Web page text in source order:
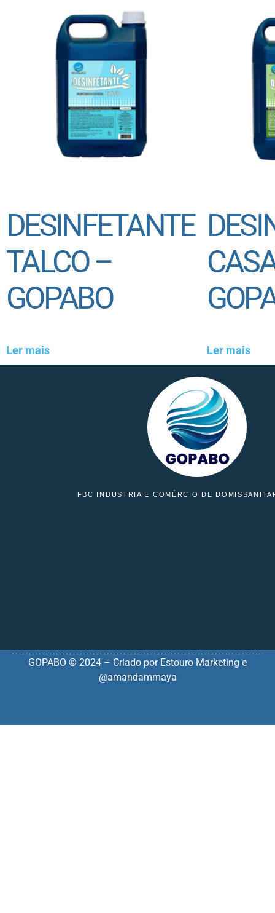
DESINFETANTE
TALCO –
GOPABO
Ler mais Ler mais
FBC INDUSTRIA E COMÉRCIO DE
GOPABO © 2024 – Criado por Estouro Marketing e
@amandammaya